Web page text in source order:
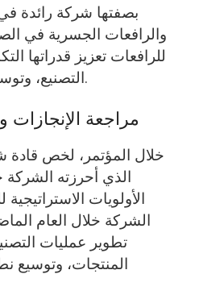
بصفتها شركة رائدة في
والرافعات الجسرية في
للرافعات تعزيز قدراتها
التصنيع، وتوسيع شبكة أعمالها الدولية.
مراجعة الإنجازات
خلال المؤتمر، لخص قادة
الأولويات
الشركة خلال العام
تطوير عمليات
المنتجات، وتوسيع